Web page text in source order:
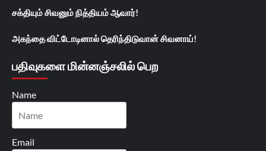
சக்தியும் சிவனும் நித்தியம் ஆவார்!
அகந்தை விட்டோடினால் தெரிந்திடுவான் சிவனாய்!
பதிவுகளை மின்னஞ்சலில் பெற
Name
Email